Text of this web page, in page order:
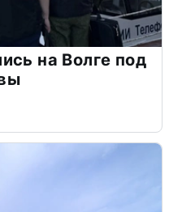
на Волге под